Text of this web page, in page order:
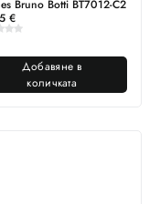
Bruno Botti BT7012-C2
€
Добавяне в
количката